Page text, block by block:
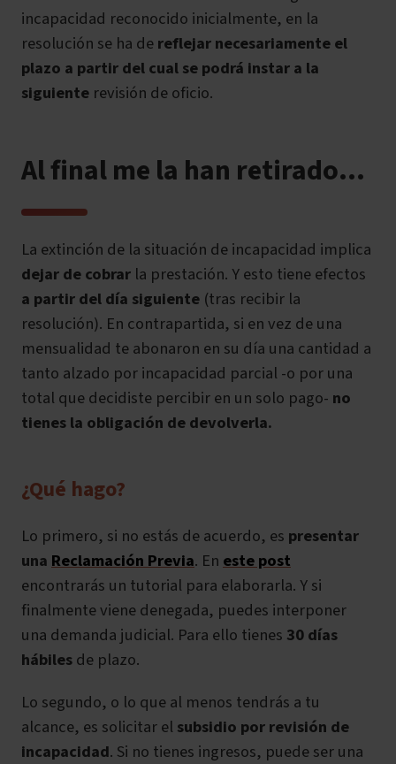
incapacidad reconocido inicialmente, en la
resolución se ha dereflejar necesariamente el
plazo a partir del cual se podrá instar a la
siguiente revisión de oficio.
Al final me la han retirado…
La extinción de la situación de incapacidad implica
dejar de cobrar la prestación. Y esto tiene efectos
a partir del día siguiente (tras recibir la
resolución). En contrapartida, si en vez de una
mensualidad te abonaron en su día una cantidad a
tanto alzado por incapacidad parcial -o por una
total que decidiste percibir en un solo pago- no
tienes la obligación de devolverla.
¿Qué hago?
Lo primero, si no estás de acuerdo, es presentar
una Reclamación Previa. En este post
encontrarás un tutorial para elaborarla. Y si
finalmente viene denegada, puedes interponer
una demanda judicial. Para ello tienes 30 días
hábilesde plazo.
Lo segundo, o lo que al menos tendrás a tu
alcance, es solicitar el subsidio por revisión de
incapacidad. Si no tienes ingresos, puede ser una